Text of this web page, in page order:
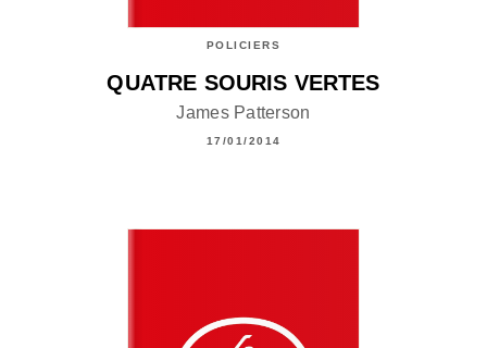
POLICIERS
QUATRE SOURIS VERTES
James Patterson
17/01/2014